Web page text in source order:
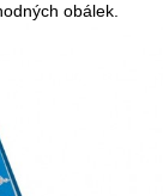
obálek.